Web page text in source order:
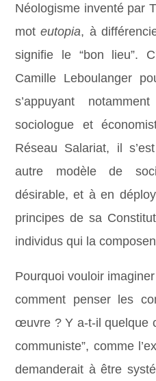
Néologisme inventé par
moteutopia, à
signifie le “bon lieu”.
Camille Leboulanger
s’appuyant
sociologue et
Réseau Salariat, il
autre modèle de
désirable, et à en
principes de sa
individus qui la
Pourquoi vouloir
comment penser les
œuvre ? Y a-t-il quelque
communiste”, comme
demanderait à être